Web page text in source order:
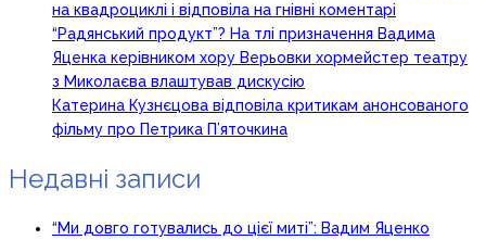
на квадроциклі і відповіла на гнівні коментарі
“Радянський продукт”? На тлі призначення Вадима
Яценка керівником хору Верьовки хормейстер театру
з Миколаєва влаштував дискусію
Катерина Кузнєцова відповіла критикам анонсованого
фільму про Петрика П’яточкина
Недавні записи
“Ми довго готувались до цієї миті”: Вадим Яценко